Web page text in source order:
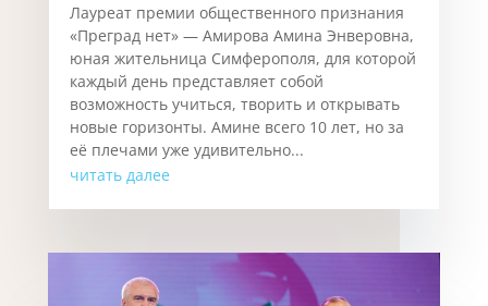
Лауреат премии общественного признания
«Преград нет» — Амирова Амина Энверовна,
юная жительница Симферополя, для которой
каждый день представляет собой
возможность учиться, творить и открывать
новые горизонты. Аминe всего 10 лет, но за
её плечами уже удивительно...
читать далее